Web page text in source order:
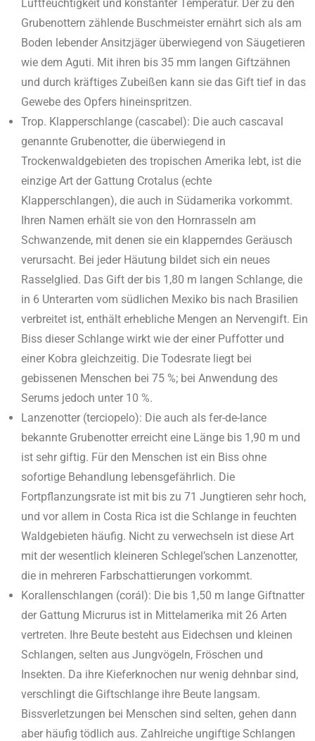
Luftfeuchtigkeit und konstanter Temperatur. Der zu den
Grubenottern zählende Buschmeister ernährt sich als am
Boden lebender Ansitzjäger überwiegend von Säugetieren
wie dem Aguti. Mit ihren bis 35 mm langen Giftzähnen
und durch kräftiges Zubeißen kann sie das Gift tief in das
Gewebe des Opfers hineinspritzen.
Trop. Klapperschlange (cascabel): Die auch cascaval
genannte Gruben­otter, die überwiegend in
Trockenwaldgebieten des tropischen Amerika lebt, ist die
einzige Art der Gattung Crotalus (echte
Klapperschlangen), die auch in Südamerika vorkommt.
Ihren Namen erhält sie von den Hornrasseln am
Schwanzende, mit denen sie ein klapperndes Geräusch
verursacht. Bei jeder Häutung bildet sich ein neues
Rasselglied. Das Gift der bis 1,80 m langen Schlange, die
in 6 Unterarten vom südlichen Mexiko bis nach Brasi­lien
verbreitet ist, enthält erhebliche Mengen an Nervengift. Ein
Biss dieser Schlange wirkt wie der einer Puffotter und
einer Kobra gleichzeitig. Die Todesrate liegt bei
gebissenen Menschen bei 75 %; bei Anwendung des
Serums jedoch unter 10 %.
Lanzenotter (terciopelo): Die auch als fer-de-lance
bekannte Grubenotter erreicht eine Länge bis 1,90 m und
ist sehr giftig. Für den Menschen ist ein Biss ohne
sofortige Behandlung lebensgefährlich. Die
Fortpflanzungsrate ist mit bis zu 71 Jungtieren sehr hoch,
und vor allem in Costa Rica ist die Schlange in feuchten
Waldgebieten häufig. Nicht zu verwechseln ist diese Art
mit der wesentlich kleineren Schlegel’schen Lanzenotter,
die in mehreren Farbschattierungen vorkommt.
Korallenschlangen (corál): Die bis 1,50 m lange Giftnatter
der Gattung Micrurus ist in Mittelamerika mit 26 Arten
vertreten. Ihre Beute besteht aus Eidechsen und kleinen
Schlangen, selten aus Jungvögeln, Fröschen und
Insekten. Da ihre Kieferknochen nur wenig dehnbar sind,
verschlingt die Giftschlange ihre Beute langsam.
Bissverletzungen bei Menschen sind selten, gehen dann
aber häufig tödlich aus. Zahlreiche ungiftige Schlangen